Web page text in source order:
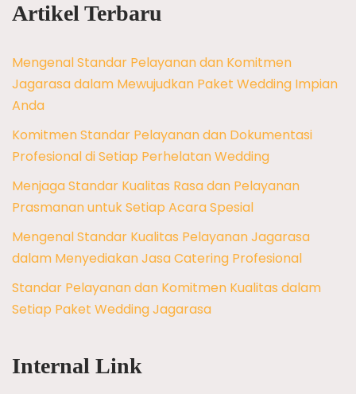
Artikel Terbaru
Mengenal Standar Pelayanan dan Komitmen
Jagarasa dalam Mewujudkan Paket Wedding Impian
Anda
Komitmen Standar Pelayanan dan Dokumentasi
Profesional di Setiap Perhelatan Wedding
Menjaga Standar Kualitas Rasa dan Pelayanan
Prasmanan untuk Setiap Acara Spesial
Mengenal Standar Kualitas Pelayanan Jagarasa
dalam Menyediakan Jasa Catering Profesional
Standar Pelayanan dan Komitmen Kualitas dalam
Setiap Paket Wedding Jagarasa
Internal Link